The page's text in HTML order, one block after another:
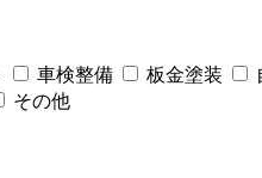
車検整備 板金塗装
その他